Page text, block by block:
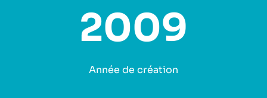
2009
Année de création